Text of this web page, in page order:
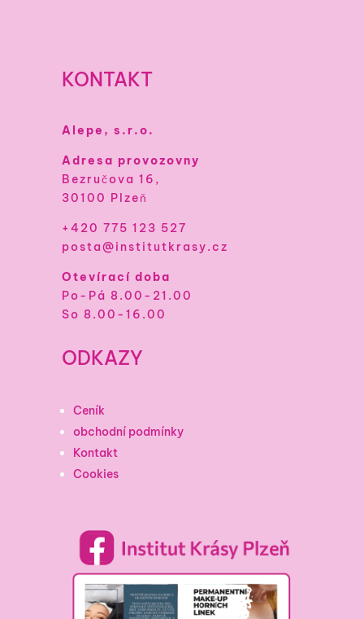
KONTAKT
Alepe, s.r.o.
Adresa provozovny
Bezručova 16,
30100 Plzeň
+420 775 123 527
posta@institutkrasy.cz
Otevírací doba
Po-Pá 8.00-21.00
So 8.00-16.00
ODKAZY
Ceník
obchodní podmínky
Kontakt
Cookies